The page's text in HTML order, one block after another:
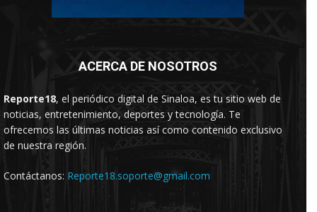
ACERCA DE NOSOTROS
Reporte18, el periódico digital de Sinaloa, es tu sitio web de
noticias, entretenimiento, deportes y tecnología. Te
ofrecemos las últimas noticias así como contenido exclusivo
de nuestra región.
Contáctanos: Reporte18.soporte@gmail.com